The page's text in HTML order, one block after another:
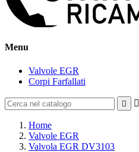
Menu
Valvole EGR
Corpi Farfallati
 
Home
Valvole EGR
Valvola EGR DV3103